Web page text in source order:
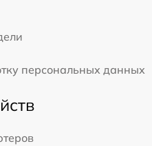
персональных данных